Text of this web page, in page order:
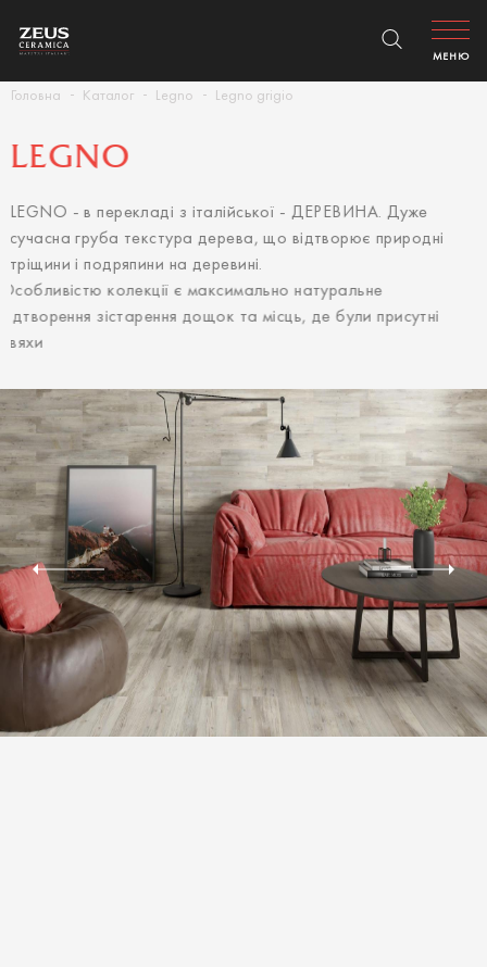
Головна Каталог Legno Legno grigio
МЕНЮ
LEGNO
LEGNO - в перекладі з італійської - ДЕРЕВИНА. Дуже
сучасна груба текстура дерева, що відтворює природні
тріщини і подряпини на деревині.
Особливістю колекції є максимально натуральне
відтворення зістарення дощок та місць, де були присутні
цвяхи